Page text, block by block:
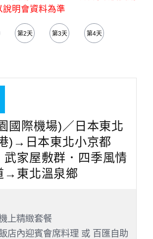
說明會資料為準
第2天 第3天 第4天
國際機場)／日本東北
)→日本東北小京都
武家屋敷群．四季風情
→東北溫泉鄉
上精緻套餐
店內迎賓會席料理 或 百匯自助